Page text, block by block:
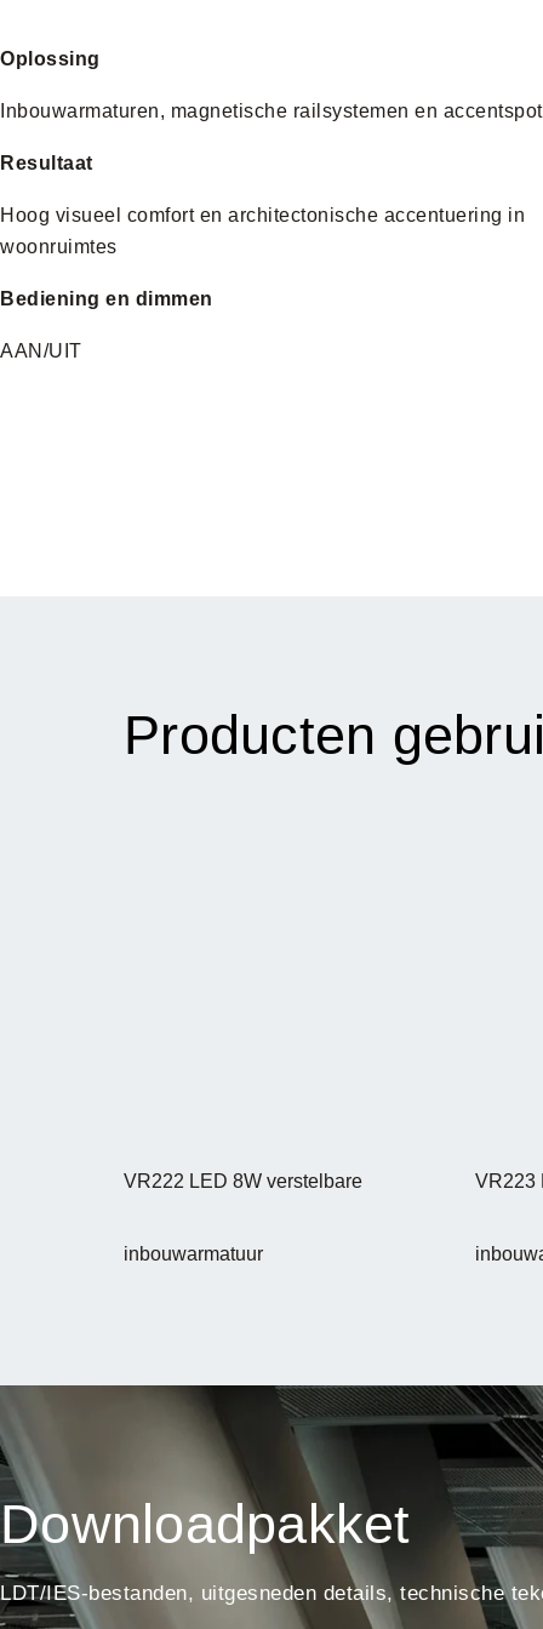
Oplossing
Inbouwarmaturen, magnetische railsystemen en
Resultaat
Hoog visueel comfort en architectonische accentuering in
woonruimtes
Bediening en dimmen
AAN/UIT
Producten
VR222 LED 8W verstelbare
inbouwarmatuur
VR223
Downloadpakket
LDT/IES-bestanden, uitgesneden details, technische